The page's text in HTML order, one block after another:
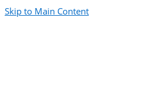
Skip to Main Content